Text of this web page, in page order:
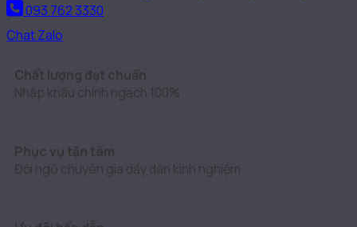
093 762 3330
Chat Zalo
Chất lượng đạt chuẩn
Nhập khẩu chính ngạch 100%
Phục vụ tận tâm
Đội ngũ chuyên gia dầy dặn kinh nghiệm